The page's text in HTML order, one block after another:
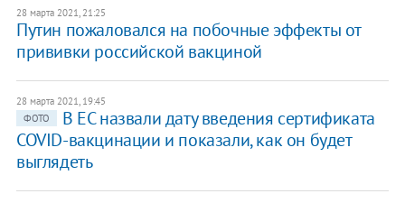
28 марта 2021, 21:25
Путин пожаловался на побочные эффекты от
прививки российской вакциной
28 марта 2021, 19:45
ФОТО
В ЕС назвали дату введения сертификата
COVID-вакцинации и показали, как он будет
выглядеть